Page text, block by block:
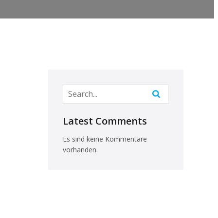
Latest Comments
Es sind keine Kommentare
vorhanden.